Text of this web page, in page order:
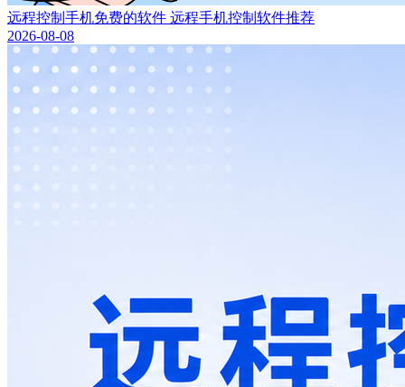
远程控制手机免费的软件 远程手机控制软件推荐
2026-08-08